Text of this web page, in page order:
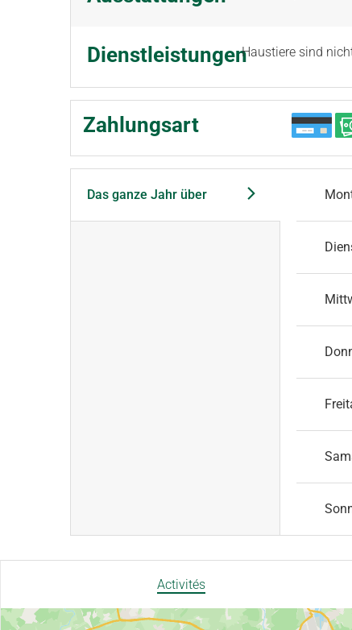
DienstleistungenHaustiere sind
Zahlungsart
Das ganze Jahr über
Activités